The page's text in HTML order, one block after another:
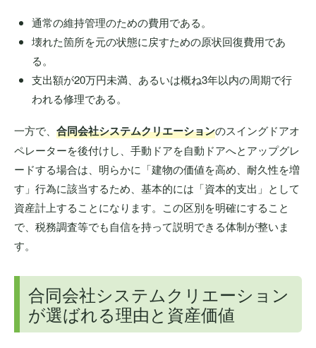
通常の維持管理のための費用である。
壊れた箇所を元の状態に戻すための原状回復費用であ
る。
支出額が20万円未満、あるいは概ね3年以内の周期で行
われる修理である。
一方で、 合同会社システムクリエーションのスイングドアオ
ペレーターを後付けし、手動ドアを自動ドアへとアップグレ
ードする場合は、明らかに「建物の価値を高め、耐久性を増
す」行為に該当するため、基本的には「資本的支出」として
資産計上することになります。この区別を明確にすること
で、税務調査等でも自信を持って説明できる体制が整いま
す。
合同会社システムクリエーション
が選ばれる理由と資産価値